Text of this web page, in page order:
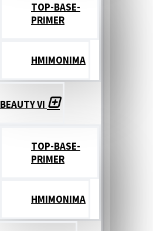
TOP-BASE-
PRIMER
ΗΜΙΜΟΝΙΜΑ
BEAUTY VI
TOP-BASE-
PRIMER
ΗΜΙΜΟΝΙΜΑ